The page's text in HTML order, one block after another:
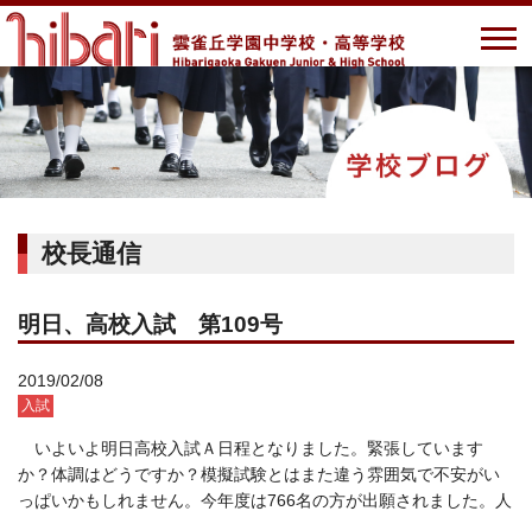
校長通信
明日、高校入試 第109号
2019/02/08
入試
いよいよ明日高校入試Ａ日程となりました。緊張しています
か？体調はどうですか？模擬試験とはまた違う雰囲気で不安がい
っぱいかもしれません。今年度は766名の方が出願されました。人